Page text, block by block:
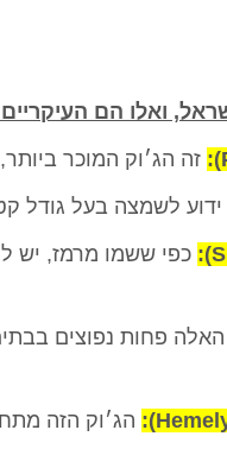
ואלו הם
זה הג׳וק המוכר
ידוע לשמצה בעל גודל
כפי ששמו מרמז, יש
האלה פחות נפוצים
הג׳וק הזה